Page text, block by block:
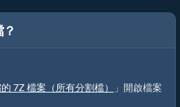
7Z 檔案（所有分割檔）
」開啟檔案